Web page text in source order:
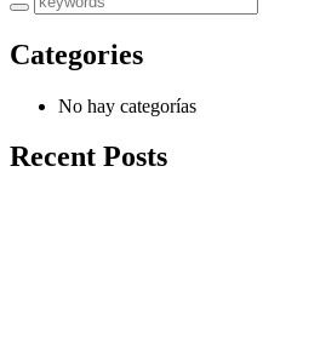
Categories
No hay categorías
Recent Posts